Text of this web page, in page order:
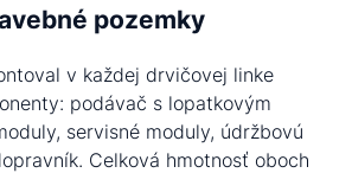
pozemky
v každej drvičovej linke
podávač s lopatkovým
servisné moduly, údržbovú
Celková hmotnosť oboch